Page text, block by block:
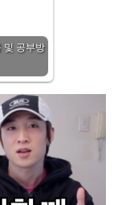
및 공부방